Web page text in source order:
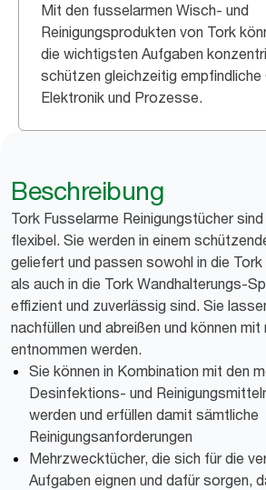
Mit den fusselarmen Wisch- und
Reinigungsprodukten von Tork
die wichtigsten Aufgaben
schützen gleichzeitig empfindliche
Elektronik und Prozesse.
Beschreibung
Tork Fusselarme Reinigungstücher
flexibel. Sie werden in einem
geliefert und passen sowohl in die
als auch in die Tork Wandhalterungs-
effizient und zuverlässig sind. Sie
nachfüllen und abreißen und können mit
entnommen werden.
Sie können in Kombination mit den
Desinfektions- und
werden und erfüllen damit sämtliche
Reinigungsanforderungen
Mehrzwecktücher, die sich für die
Aufgaben eignen und dafür sorgen,